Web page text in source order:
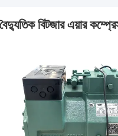
বৈদ্যুতিক বিটজার এয়ার